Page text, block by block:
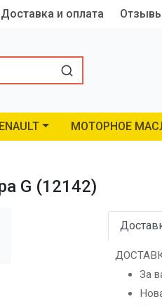
Доставка и оплата
МОТОРНОЕ
G (12142)
За